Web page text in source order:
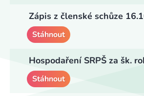
Zápis z členské schůze
Stáhnout
Hospodaření SRPŠ za šk.
Stáhnout